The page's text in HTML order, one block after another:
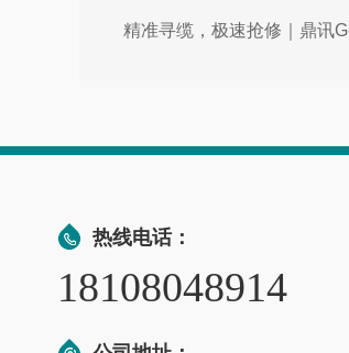
热线电话：
18108048914